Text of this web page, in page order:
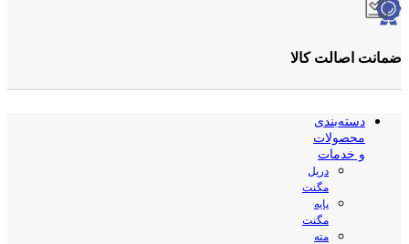
ضمانت اصالت کالا
دسته‌بندی
محصولات
و خدمات
دریل
مگنت
پایه
مگنت
مته